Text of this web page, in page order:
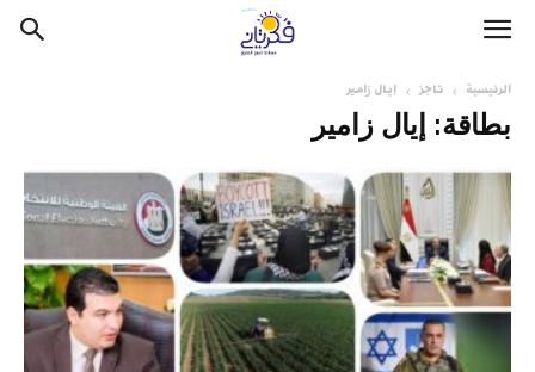
الرئيسية تاجز إيال زامير
بطاقة: إيال زامير